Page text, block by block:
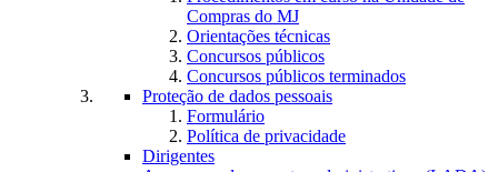
Compras do MJ
Orientações técnicas
Concursos públicos
Concursos públicos terminados
Proteção de dados pessoais
Formulário
Política de privacidade
Dirigentes